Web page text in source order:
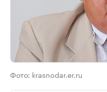
Фото: krasnodar.er.ru